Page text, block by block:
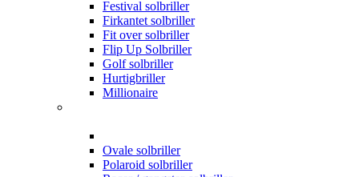
Festival solbriller
Firkantet solbriller
Fit over solbriller
Flip Up Solbriller
Golf solbriller
Hurtigbriller
Millionaire
Ovale solbriller
Polaroid solbriller